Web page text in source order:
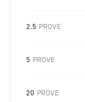
2.5 PROVE
5 PROVE
20 PROVE